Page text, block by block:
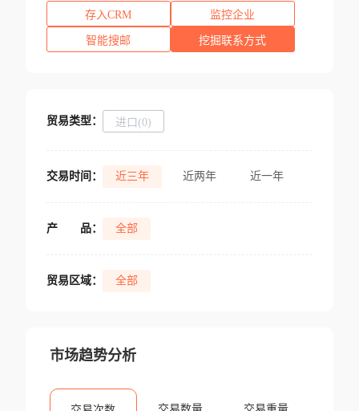
存入CRM 监控企业
智能搜邮 挖掘联系方式
贸易类型： 进口(0)
交易时间： 近三年 近两年 近一年
产 品： 全部
贸易区域： 全部
市场趋势分析